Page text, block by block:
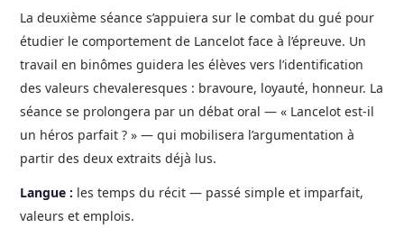
La deuxième séance s’appuiera sur le combat du gué pour
étudier le comportement de Lancelot face à l’épreuve. Un
travail en binômes guidera les élèves vers l’identification
des valeurs chevaleresques : bravoure, loyauté, honneur. La
séance se prolongera par un débat oral — « Lancelot est-il
un héros parfait ? » — qui mobilisera l’argumentation à
partir des deux extraits déjà lus.
Langue : les temps du récit — passé simple et imparfait,
valeurs et emplois.